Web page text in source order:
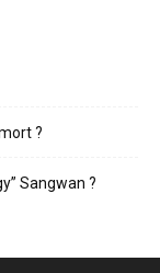
?
Sangwan ?